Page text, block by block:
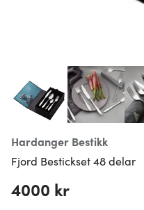
Hardanger Bestikk
Fjord Bestickset 48 delar
4000 kr